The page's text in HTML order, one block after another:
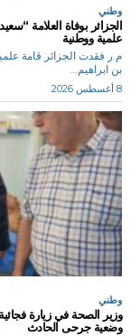
وطني
الجزائر بوفاة العلامة
علمية ووطنية
م.ر فقدت الجزائر قامة
بن ابراهيم...
8 أغسطس 2026
وطني
وزير الصحة في زيارة
وضعية جرحى الحادث